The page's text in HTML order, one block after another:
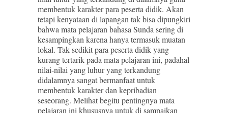
membentuk karakter para peserta didik. Akan
tetapi kenyataan di lapangan tak bisa dipungkiri
bahwa mata pelajaran bahasa Sunda sering di
kesampingkan karena hanya termasuk muatan
lokal. Tak sedikit para peserta didik yang
kurang tertarik pada mata pelajaran ini, padahal
nilai-nilai yang luhur yang terkandung
didalamnya sangat bermanfaat untuk
membentuk karakter dan kepribadian
seseorang. Melihat begitu pentingnya mata
pelajaran ini khususnya untuk di sampaikan